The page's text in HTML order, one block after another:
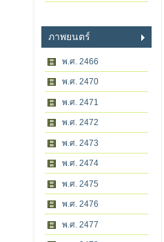
ภาพยนตร์
พ.ศ. 2466
พ.ศ. 2470
พ.ศ. 2471
พ.ศ. 2472
พ.ศ. 2473
พ.ศ. 2474
พ.ศ. 2475
พ.ศ. 2476
พ.ศ. 2477